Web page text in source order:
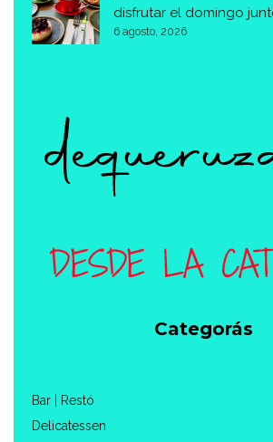
disfrutar el domingo
6 agosto, 2026
Categorás
Bar | Restó
Delicatessen